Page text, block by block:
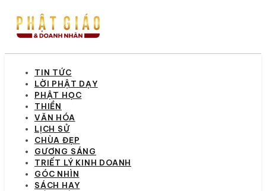
TIN TỨC
LỜI PHẬT DẠY
PHẬT HỌC
THIỀN
VĂN HÓA
LỊCH SỬ
CHÙA ĐẸP
GƯƠNG SÁNG
TRIẾT LÝ KINH DOANH
GÓC NHÌN
SÁCH HAY